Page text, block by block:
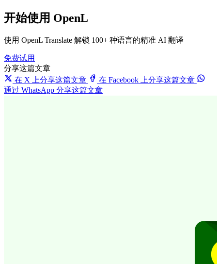
开始使用 OpenL
使用 OpenL Translate 解锁 100+ 种语言的精准 AI 翻译
免费试用
分享这篇文章
在 X 上分享这篇文章
在 Facebook 上分享这篇文章
通过 WhatsApp 分享这篇文章